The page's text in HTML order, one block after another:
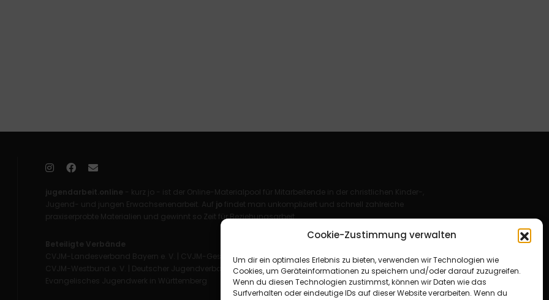
Cookie-Zustimmung verwalten
Um dir ein optimales Erlebnis zu bieten, verwenden wir Technologien wie
Cookies, um Geräteinformationen zu speichern und/oder darauf zuzugreifen.
Wenn du diesen Technologien zustimmst, können wir Daten wie das
Surfverhalten oder eindeutige IDs auf dieser Website verarbeiten. Wenn du
jugendarbeit.online - kurz jo - ist der Online-Materialpool für Mitarbeitende in der christlichen Kinder-,
Jugend- und jungen Erwachsenenarbeit. Auf jo findet man unkompliziert und schnell zahlreiche
praxiserprobte Materialien und gewinnt so Zeit für Beziehungsarbeit.
Beteiligte Verbände
CVJM-Landesverband Bayern e. V.
CVJM-Gesamtverband in Deutschland e. V.
CVJM-Westbund e. V.
Deutscher Jugendverband „Entschieden für Christus“ e. V.
Evangelisches Jugendwerk in Württemberg